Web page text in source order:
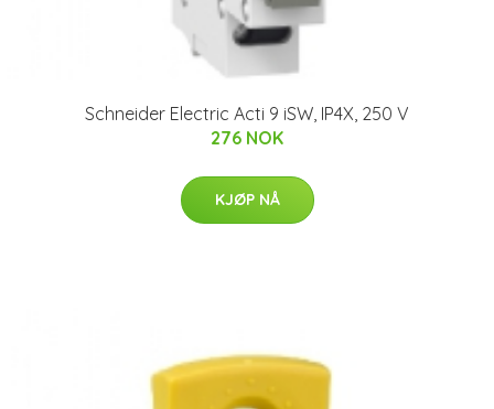
Schneider Electric Acti 9 iSW, IP4X, 250 V
276 NOK
KJØP NÅ